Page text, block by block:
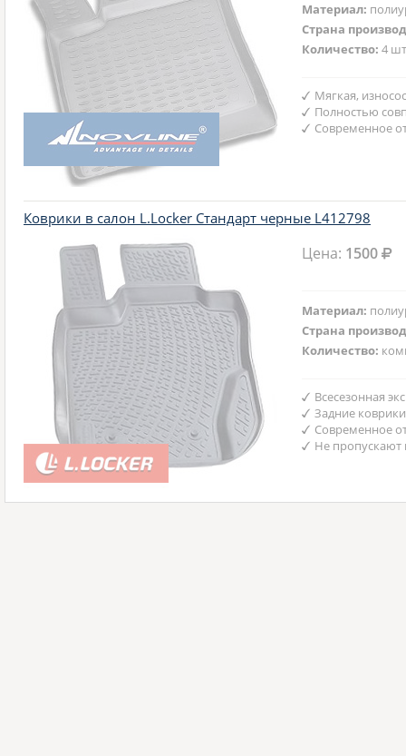
Материал:
Страна
Количество:4
Мягкая,
Полностью
Современное
Коврики в салон L.Locker Стандарт черные L412798
Цена: 1500
Материал:
Страна
Количество:
Всесезонная
Задние
Современное
Не пропускают